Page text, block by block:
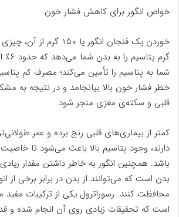
خواص انگور برای کاهش فشار خون
گرم
شما به پتاسیم را تأمین می‌کند؛ مصرف کم
خطر فشار خون بالا بیانجامد و در نتیجه به
قلبی و سکته‌ی مغزی منجر شود.
کمتر از بیماری‌های قلبی رنج برده و عمر
دارند، وجود پتاسیم بالا باعث می‌شود تا خاصیت
باشد. همچنین انگور به خاطر داشتن مقدار زیادی
بدن است که می‌توانند از بدن در برابر برخی
محافظت کنند. رسوراترول یکی از ترکیبات مفید
است که تحقیقات زیادی روی آن انجام شده و